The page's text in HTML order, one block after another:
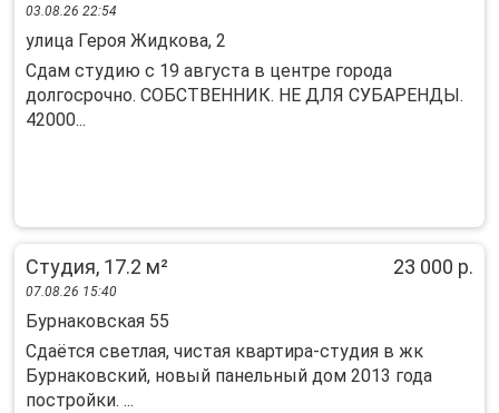
03.08.26 22:54
улица Героя Жидкова, 2
Сдам студию с 19 августа в центре города
долгосрочно. СОБСТВЕННИК. НЕ ДЛЯ СУБАРЕНДЫ.
42000...
Студия, 17.2 м² 23 000 р.
07.08.26 15:40
Бурнаковская 55
Сдаётся светлая, чистая квартира-студия в жк
Бурнаковский, новый панельный дом 2013 года
постройки. ...